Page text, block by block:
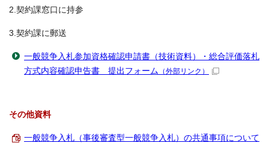
2.契約課窓口に持参
3.契約課に郵送
一般競争入札参加資格確認申請書（技術資料）・総合評価落札
方式内容確認申告書 提出フォーム （外部リンク）
その他資料
一般競争入札（事後審査型一般競争入札）の共通事項について